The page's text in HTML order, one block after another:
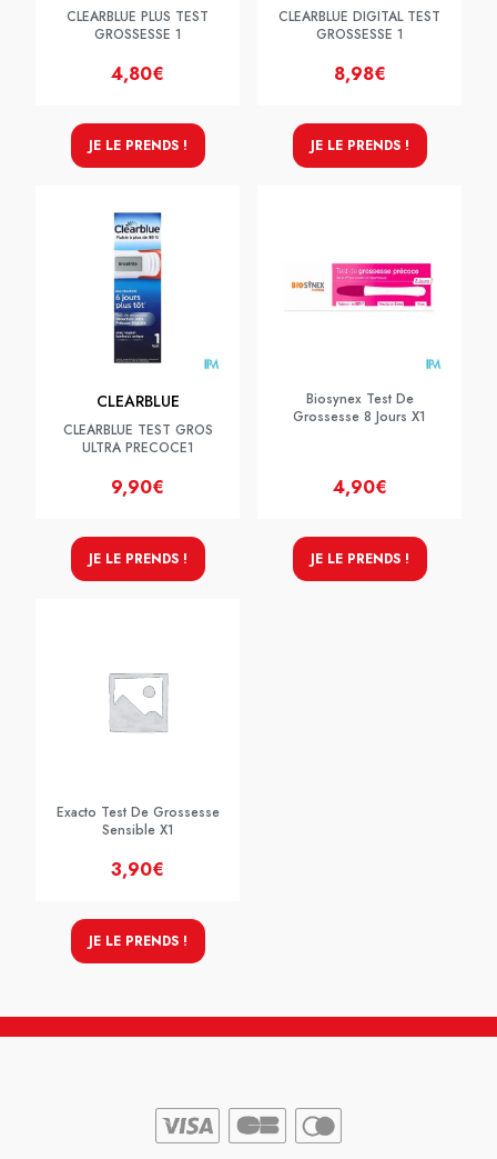
CLEARBLUE PLUS TEST
GROSSESSE 1
4,80€
JE LE PRENDS !
CLEARBLUE DIGITAL TEST
GROSSESSE 1
8,98€
JE LE PRENDS !
CLEARBLUE
CLEARBLUE TEST GROS
ULTRA PRECOCE1
9,90€
JE LE PRENDS !
Biosynex Test De
Grossesse 8 Jours X1
4,90€
JE LE PRENDS !
Exacto Test De Grossesse
Sensible X1
3,90€
JE LE PRENDS !